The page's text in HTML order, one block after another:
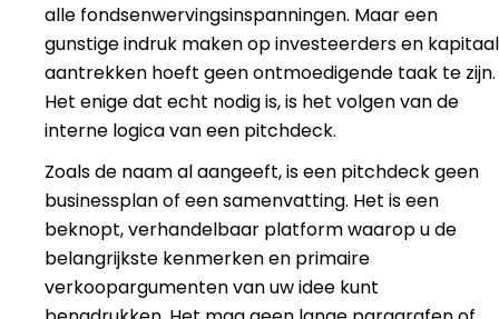
alle fondsenwervingsinspanningen. Maar een
gunstige indruk maken op investeerders en kapitaal
aantrekken hoeft geen ontmoedigende taak te zijn.
Het enige dat echt nodig is, is het volgen van de
interne logica van een pitchdeck.
Zoals de naam al aangeeft, is een pitchdeck geen
businessplan of een samenvatting. Het is een
beknopt, verhandelbaar platform waarop u de
belangrijkste kenmerken en primaire
verkoopargumenten van uw idee kunt